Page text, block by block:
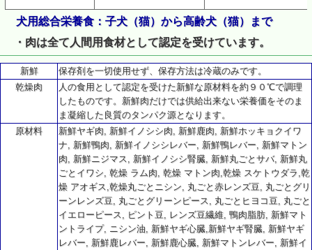
犬用総合栄養食：子犬（猫）から高齢犬（猫）まで
・肉は全て人間用食材として認定を受けています。
新鮮
保存剤を一切使用せず、保存方法は冷蔵のみです。
乾燥肉
人の食用として認定を受けた新鮮な原材料を約９０℃で調理
したものです。新鮮肉だけでは供給出来ない栄養価をそのま
ま凝縮した良質のタンパク源となります。
原材料
新鮮ヤギ肉, 新鮮イノシシ肉, 新鮮鹿肉, 新鮮ホッキョクイワ
ナ, 新鮮鴨肉, 新鮮イノシシレバー, 新鮮鴨レバー, 新鮮マトン
肉, 新鮮ニジマス, 新鮮イノシシ腎臓, 新鮮丸ごとサバ, 新鮮丸
ごとイワシ, 乾燥 ラム肉, 乾燥 マトン肉,乾燥 スケトウダラ,乾
燥 アオギス,乾燥丸ごとニシン, 丸ごと赤レンズ豆, 丸ごとグリ
ーンレンズ豆, 丸ごとグリーンピース, 丸ごとヒヨコ豆, 丸ごと
イエローピース, ピント豆, レンズ豆繊維, 鴨肉脂肪, 新鮮マト
ントライプ, ニシン油, 新鮮ヤギ心臓,新鮮ヤギ腎臓, 新鮮ヤギ
レバー, 新鮮鹿レバー, 新鮮鹿心臓, 新鮮マトンレバー, 新鮮イ